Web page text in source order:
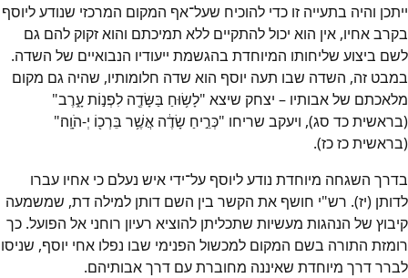
ייתכן והיה בתעייה זו כדי להוכיח שעל־אף המקום המרכזי שנודע ליוסף
בקרב אחיו, אין הוא יכול להתקיים ללא תמיכתם והוא זקוק להם גם
לשם ביצוע שליחותו המיוחדת בהגשמת ייעודיו הנבואיים של השדה.
במבט זה, השדה שבו תעה יוסף הוא שדה חלומותיו, שהיה גם מקום
מלאכתם של אבותיו – יצחק שיצא "לָשׂ֥וּחַ בַּשָּׂדֶ֖ה לִפְנ֣וֹת עָ֑רֶב"
(בראשית כד סג), ויעקב שריחו "כְּרֵ֣יחַ שָׂדֶ֔ה אֲשֶׁ֥ר בֵּרְכ֖וֹ יְ-הֹוָֽה׃"
(בראשית כז כז).
בדרך השגחה מיוחדת נודע ליוסף על־ידי איש נעלם כי אחיו עברו
לדותן (יז). רש"י חושף את הקשר בין השם דותן למילה דת, שמשמעה
קיבוץ של הנהגות מעשיות שתכליתן להוציא רעיון רוחני אל הפועל. כך
רומזת התורה בשם המקום למכשול הפנימי שבו נפלו אחי יוסף, שניסו
לברר דרך מיוחדת שאיננה מחוברת עם דרך אבותיהם.